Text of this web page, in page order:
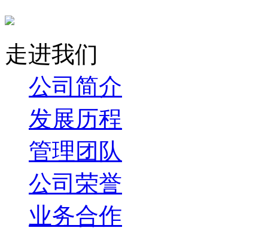
走进我们
公司简介
发展历程
管理团队
公司荣誉
业务合作